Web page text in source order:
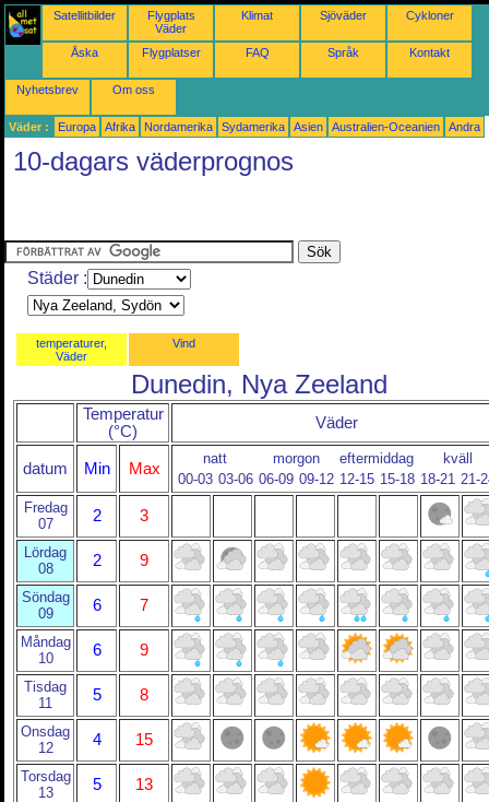
Satellitbilder
Flygplats
Väder
Klimat Sjöväder Cykloner
Åska Flygplatser FAQ Språk Kontakt
Nyhetsbrev Om oss
Väder : Europa Afrika Nordamerika Sydamerika Asien Australien-Oceanien Andra
10-dagars väderprognos
Städer :
temperaturer,
Väder
Vind
Dunedin, Nya Zeeland
Temperatur
(°C)
Väder
datum Min Max
natt morgon eftermiddag
kväll
00-03 03-06 06-09 09-12 12-15 15-18 18-21 21-
Fredag
07
2 3
Lördag
08
2 9
Söndag
09
6 7
Måndag
10
6 9
Tisdag
11
5 8
Onsdag
12
4 15
Torsdag
13
5 13